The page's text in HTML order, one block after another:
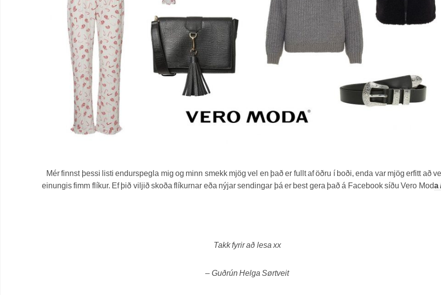
Mér finnst þessi listi endurspegla mig og minn smekk mjög vel en það er fullt af öðru í boði, enda var mjög erfitt að
einungis fimm flíkur. Ef þið viljið skoða flíkurnar eða nýjar sendingar þá er best gera það á Facebook síðu Vero Moda
Takk fyrir að lesa xx
– Guðrún Helga Sørtveit